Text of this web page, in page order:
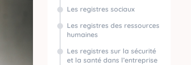
Les registres sociaux
Les registres des ressources
humaines
Les registres sur la sécurité
et la santé dans l’entreprise